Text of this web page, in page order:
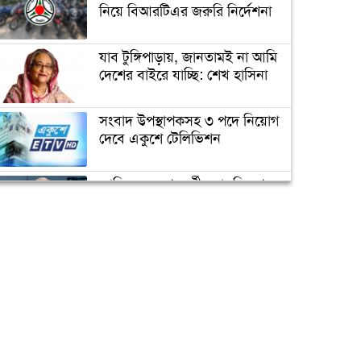
ভাঙচুর, কানাডা প্রবাসী আটক
মেহেদীর রং না মিটতেই কলিকে
বিধবা করলো সন্ত্রাসীরা
ডিসির বাসভবনে পুলিশ
নিয়ে বিআরটিএর জরুরি নির্দেশনা
যাব টুঙ্গিপাড়ায়, জানতামই না আমি
দেশের বাইরে যাচ্ছি: শেখ হাসিনা
সংবাদ উপস্থাপকসহ ৩ পদে নিয়োগ
দেবে একুশে টেলিভিশন
জাতিসংঘের পরবর্তী মহাসচিব পদে